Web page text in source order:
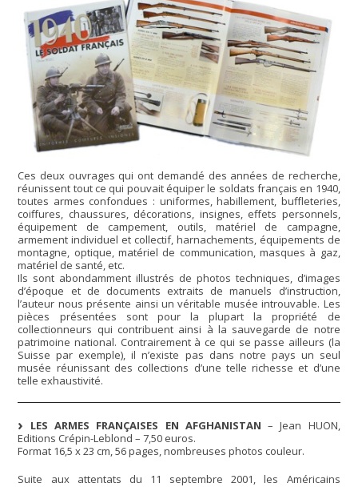
Ces deux ouvrages qui ont demandé des années de recherche,
réunissent tout ce qui pouvait équiper le soldats français en 1940,
toutes armes confondues : uniformes, habillement, buffleteries,
coiffures, chaussures, décorations, insignes, effets personnels,
équipement de campement, outils, matériel de campagne,
armement individuel et collectif, harnachements, équipements de
montagne, optique, matériel de communication, masques à gaz,
matériel de santé, etc.
Ils sont abondamment illustrés de photos techniques, d’images
d’époque et de documents extraits de manuels d’instruction,
l’auteur nous présente ainsi un véritable musée introuvable. Les
pièces présentées sont pour la plupart la propriété de
collectionneurs qui contribuent ainsi à la sauvegarde de notre
patrimoine national. Contrairement à ce qui se passe ailleurs (la
Suisse par exemple), il n’existe pas dans notre pays un seul
musée réunissant des collections d’une telle richesse et d’une
telle exhaustivité.
LES ARMES FRANÇAISES EN AFGHANISTAN – Jean HUON,
Editions Crépin-Leblond – 7,50 euros.
Format 16,5 x 23 cm, 56 pages, nombreuses photos couleur.
Suite aux attentats du 11 septembre 2001, les Américains